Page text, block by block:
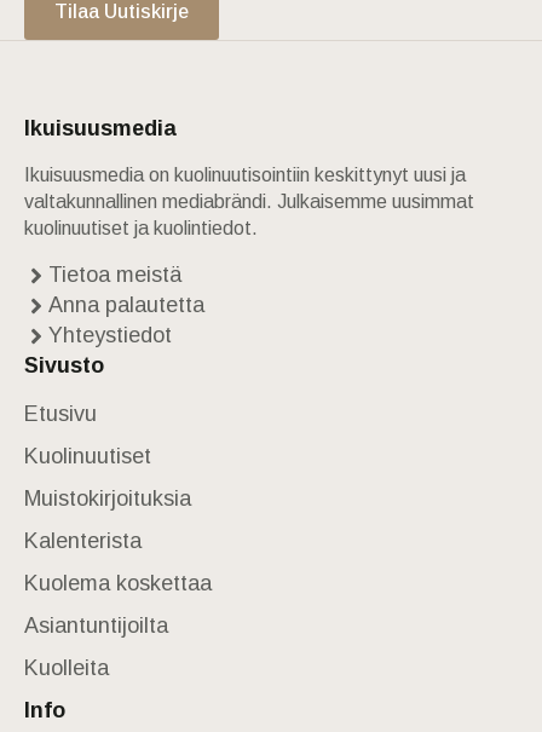
Tilaa Uutiskirje
Ikuisuusmedia
Ikuisuusmedia on kuolinuutisointiin keskittynyt uusi ja
valtakunnallinen mediabrändi. Julkaisemme uusimmat
kuolinuutiset ja kuolintiedot.
Tietoa meistä
Anna palautetta
Yhteystiedot
Sivusto
Etusivu
Kuolinuutiset
Muistokirjoituksia
Kalenterista
Kuolema koskettaa
Asiantuntijoilta
Kuolleita
Info